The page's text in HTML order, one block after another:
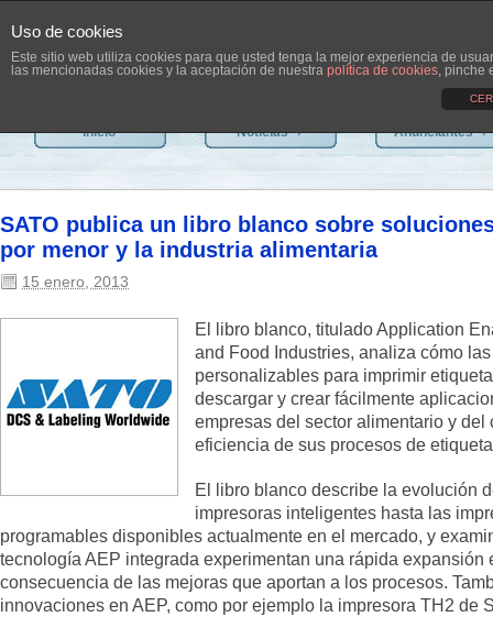
Inicio Noticias › Anunciantes ›
SATO publica un libro blanco sobre
por menor y la industria alimentaria
15 enero, 2013
El libro blanco, titulado Application
and Food Industries, analiza cómo
personalizables para imprimir
descargar y crear fácilmente
empresas del sector alimentario y
eficiencia de sus procesos de
El libro blanco describe la evolución
impresoras inteligentes hasta las
programables disponibles actualmente en el mercado, y
tecnología AEP integrada experimentan una rápida expansión
consecuencia de las mejoras que aportan a los procesos.
innovaciones en AEP, como por ejemplo la impresora TH2 de
Uso de cookies
Este sitio web utiliza cookies para que usted tenga la mejor experiencia de
las mencionadas cookies y la aceptación de nuestra política de cookies, pinche